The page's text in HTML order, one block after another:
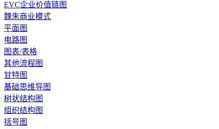
EVC企业价值链图
魏朱商业模式
平面图
电路图
图表/表格
其他流程图
甘特图
基础思维导图
树状结构图
组织结构图
括号图